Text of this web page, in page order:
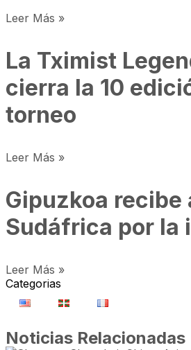
Leer Más »
La Tximist
cierra la 10
torneo
Leer Más »
Gipuzkoa recibe
Sudáfrica por la
Leer Más »
Categorias
Noticias Relacionadas